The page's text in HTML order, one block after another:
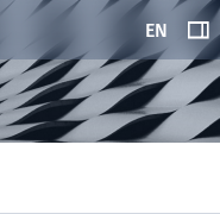
EN